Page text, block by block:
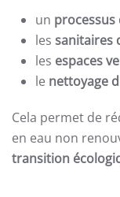
un
les sanitaires
les espaces
le nettoyage
Cela permet de
en eau non
transition